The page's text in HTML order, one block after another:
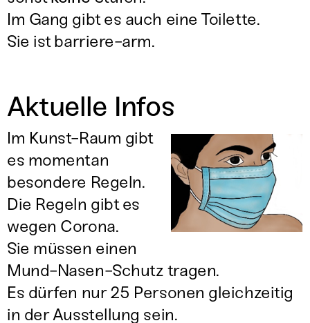
Im Gang gibt es auch eine Toilette.
Sie ist barriere-arm.
Aktuelle Infos
Im Kunst-Raum gibt
es momentan
besondere Regeln.
Die Regeln gibt es
wegen Corona.
Sie müssen einen
Mund-Nasen-Schutz tragen.
Es dürfen nur 25 Personen gleichzeitig
in der Ausstellung sein.